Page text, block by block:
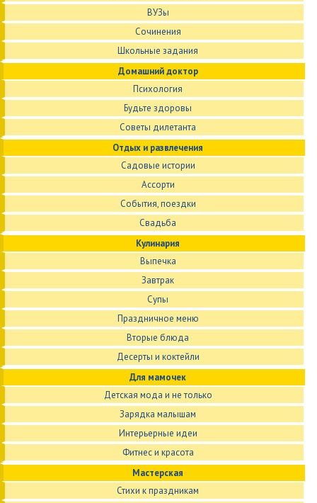
ВУЗы
Сочинения
Школьные задания
Домашний доктор
Психология
Будьте здоровы
Советы дилетанта
Отдых и развлечения
Садовые истории
Ассорти
События, поездки
Свадьба
Кулинария
Выпечка
Завтрак
Супы
Праздничное меню
Вторые блюда
Десерты и коктейли
Для мамочек
Детская мода и не только
Зарядка малышам
Интерьерные идеи
Фитнес и красота
Мастерская
Стихи к праздникам